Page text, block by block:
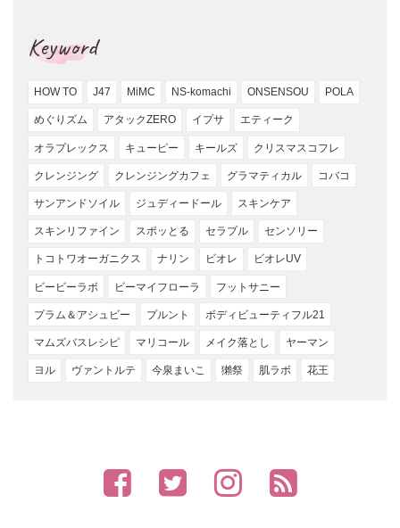
Keyword
HOW TO J47 MiMC NS-komachi ONSENSOU POLA
めぐりズム アタックZERO イプサ エティーク
オラプレックス キューピー キールズ クリスマスコフレ
クレンジング クレンジングカフェ グラマティカル コバコ
サンアンドソイル ジュディードール スキンケア
スキンリファイン スポッとる セラプル センソリー
トコトワオーガニクス ナリン ビオレ ビオレUV
ビービーラボ ビーマイフローラ フットサニー
プラム＆アシュビー プルント ボディビューティフル21
マムズバスレシピ マリコール メイク落とし ヤーマン
ヨル ヴァントルテ 今泉まいこ 獺祭 肌ラボ 花王